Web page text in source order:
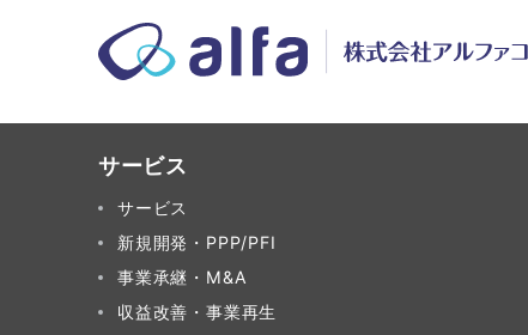
サービス
サービス
新規開発・PPP/PFI
事業承継・M&A
収益改善・事業再生